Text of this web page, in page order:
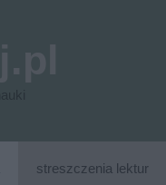
streszczenia lektur